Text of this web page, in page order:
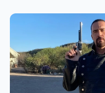
Статті
Додати APK